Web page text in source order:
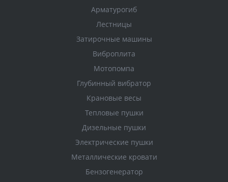
Арматурогиб
Лестницы
Затирочные машины
Виброплита
Мотопомпа
Глубинный вибратор
Крановые весы
Тепловые пушки
Дизельные пушки
Электрические пушки
Металлические кровати
Бензогенератор